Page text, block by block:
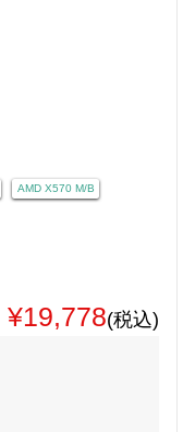
AMD X570 M/B
¥19,778(税込)